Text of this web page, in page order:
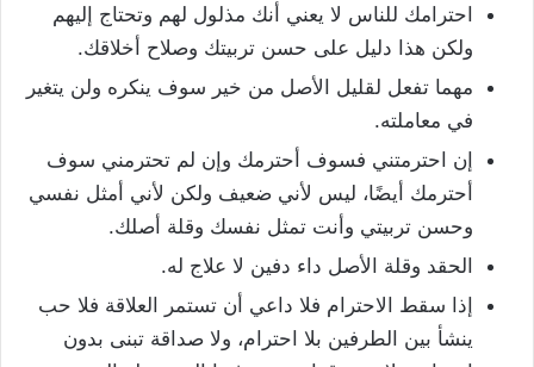
احترامك للناس لا يعني أنك مذلول لهم وتحتاج إليهم
ولكن هذا دليل على حسن تربيتك وصلاح أخلاقك.
مهما تفعل لقليل الأصل من خير سوف ينكره ولن يتغير
في معاملته.
إن احترمتني فسوف أحترمك وإن لم تحترمني سوف
أحترمك أيضًا، ليس لأني ضعيف ولكن لأني أمثل نفسي
وحسن تربيتي وأنت تمثل نفسك وقلة أصلك.
الحقد وقلة الأصل داء دفين لا علاج له.
إذا سقط الاحترام فلا داعي أن تستمر العلاقة فلا حب
ينشأ بين الطرفين بلا احترام، ولا صداقة تبنى بدون